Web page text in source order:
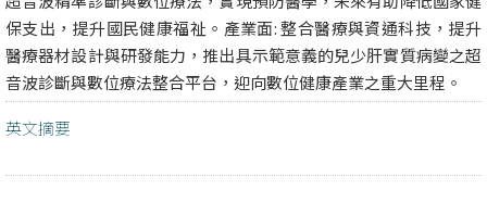
保支出，提升國民健康福祉。產業面: 整合醫療與資通科技，提升
醫療器材設計與研發能力，推出具示範意義的兒少肝實質病變之超
音波診斷與數位療法整合平台，迎向數位健康產業之重大里程。
英文摘要